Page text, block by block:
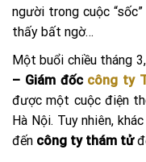
người trong cuộc
thấy bất ngờ…
Một buổi chiều tháng
– Giám đốc công ty
được một cuộc điện
Hà Nội. Tuy nhiên,
đến công ty thám tử